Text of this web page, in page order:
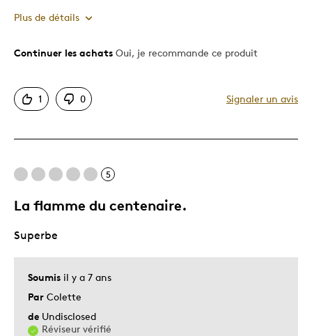
Plus de détails
Le pour
Motif attrayant
Très bonne qualité
Les meilleures utilisations
Cadeau pour adulte
Continuer les achats Oui, je recommande ce produit
1 0 Signaler un avis
5
La flamme du centenaire.
Soumis il y a 7 ans
Par Colette
de Undisclosed
Réviseur vérifié
Superbe